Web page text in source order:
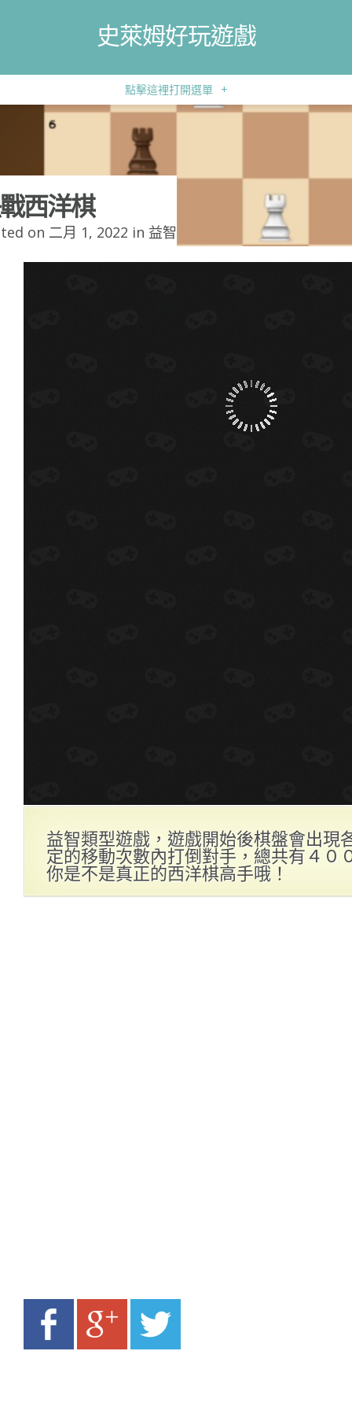
史萊姆好玩遊戲
點擊這裡打開選單 +
西洋棋
on 二月 1, 2022 in 益智
益智類型遊戲，遊戲開始後棋盤會出現
定的移動次數內打倒對手，總共有４０
你是不是真正的西洋棋高手哦！